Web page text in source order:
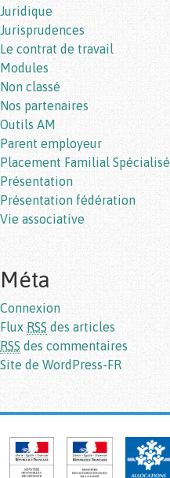
Juridique
Jurisprudences
Le contrat de travail
Modules
Non classé
Nos partenaires
Outils AM
Parent employeur
Placement Familial Spécialisé
Présentation
Présentation fédération
Vie associative
Méta
Connexion
Flux RSS des articles
RSS des commentaires
Site de WordPress-FR